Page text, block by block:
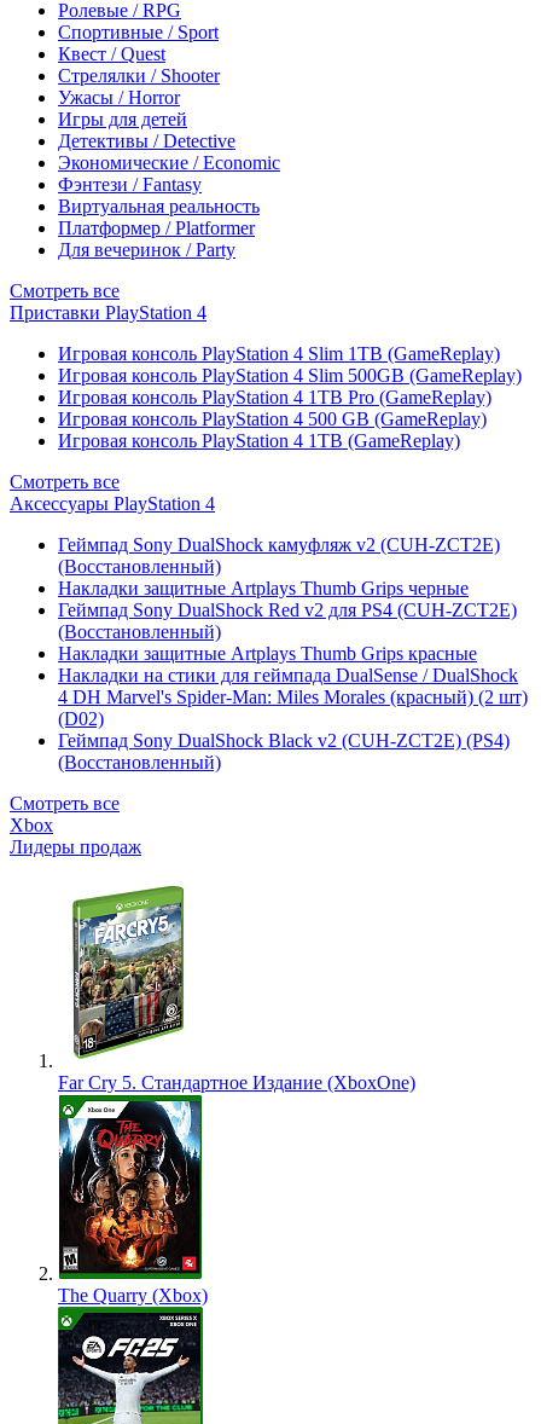
Ролевые / RPG
Спортивные / Sport
Квест / Quest
Стрелялки / Shooter
Ужасы / Horror
Игры для детей
Детективы / Detective
Экономические / Economic
Фэнтези / Fantasy
Виртуальная реальность
Платформер / Platformer
Для вечеринок / Party
Смотреть все
Приставки PlayStation 4
Игровая консоль PlayStation 4 Slim 1TB (GameReplay)
Игровая консоль PlayStation 4 Slim 500GB (GameReplay)
Игровая консоль PlayStation 4 1TB Pro (GameReplay)
Игровая консоль PlayStation 4 500 GB (GameReplay)
Игровая консоль PlayStation 4 1TB (GameReplay)
Смотреть все
Аксессуары PlayStation 4
Геймпад Sony DualShock камуфляж v2 (CUH-ZCT2E)
(Восстановленный)
Накладки защитные Artplays Thumb Grips черные
Геймпад Sony DualShock Red v2 для PS4 (CUH-ZCT2E)
(Восстановленный)
Накладки защитные Artplays Thumb Grips красные
Накладки на стики для геймпада DualSense / DualShock
4 DH Marvel's Spider-Man: Miles Morales (красный) (2 шт)
(D02)
Геймпад Sony DualShock Black v2 (CUH-ZCT2E) (PS4)
(Восстановленный)
Смотреть все
Xbox
Лидеры продаж
Far Cry 5. Стандартное Издание (XboxOne)
The Quarry (Xbox)